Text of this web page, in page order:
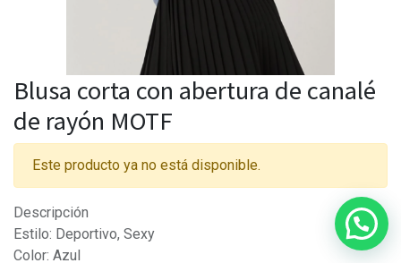
Blusa corta con abertura de canalé
de rayón MOTF
Este producto ya no está disponible.
Descripción
Estilo: Deportivo, Sexy
Color: Azul